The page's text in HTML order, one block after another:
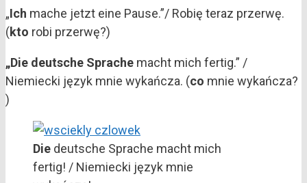
„Ich mache jetzt eine Pause.”/ Robię teraz przerwę.
(kto robi przerwę?)
„Die deutsche Sprache macht mich fertig.” /
Niemiecki język mnie wykańcza. (co mnie wykańcza?
)
Die deutsche Sprache macht mich
fertig! / Niemiecki język mnie